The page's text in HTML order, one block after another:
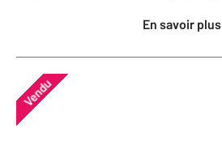
En savoir plus
Vendu